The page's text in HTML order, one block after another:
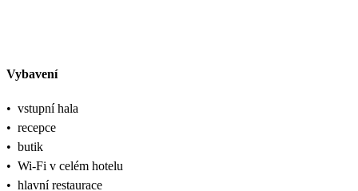
Vybavení
• vstupní hala
• recepce
• butik
• Wi-Fi v celém hotelu
• hlavní restaurace